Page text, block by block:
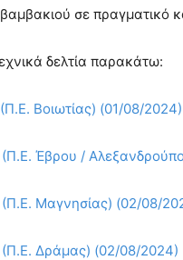
σε πραγματικό
δελτία παρακάτω:
Βοιωτίας) (01/08/2024)
(Π.Ε. Έβρου /
(Π.Ε. Μαγνησίας) (02/08/
(Π.Ε. Δράμας) (02/08/2024)